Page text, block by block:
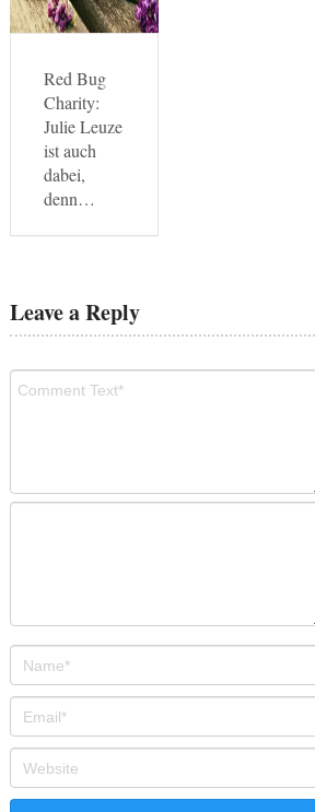
Red Bug
Charity:
Julie Leuze
ist auch
dabei,
denn…
Leave a Reply